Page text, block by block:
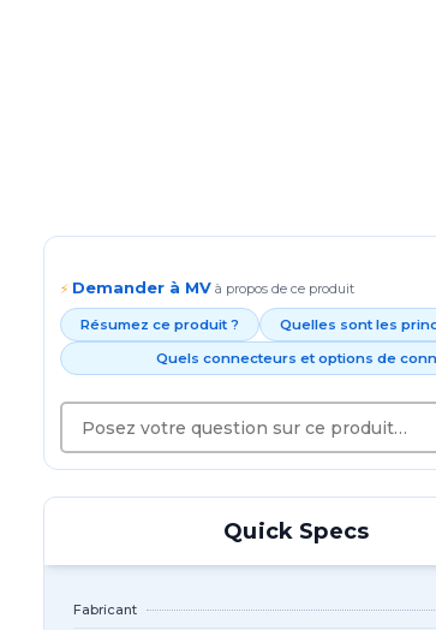
⚡ Demander à MV à propos de ce produit
Résumez ce produit ?
Quelles sont les
Quels connecteurs et options de
Quick Specs
Fabricant